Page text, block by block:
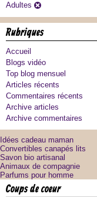
Adultes
rubriques
Accueil
Blogs vidéo
Top blog mensuel
Articles récents
Commentaires récents
Archive articles
Archive commentaires
Idées cadeau maman
Convertibles canapés lits
Savon bio artisanal
Animaux de compagnie
Parfums pour homme
coups de coeur